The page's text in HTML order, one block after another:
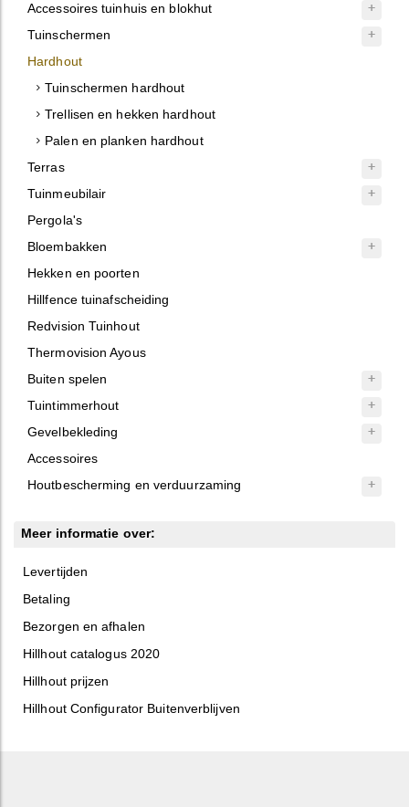
Accessoires tuinhuis en blokhut
Tuinschermen
Hardhout
Tuinschermen hardhout
Trellisen en hekken hardhout
Palen en planken hardhout
Terras
Tuinmeubilair
Pergola's
Bloembakken
Hekken en poorten
Hillfence tuinafscheiding
Redvision Tuinhout
Thermovision Ayous
Buiten spelen
Tuintimmerhout
Gevelbekleding
Accessoires
Houtbescherming en verduurzaming
Meer informatie over:
Levertijden
Betaling
Bezorgen en afhalen
Hillhout catalogus 2020
Hillhout prijzen
Hillhout Configurator Buitenverblijven